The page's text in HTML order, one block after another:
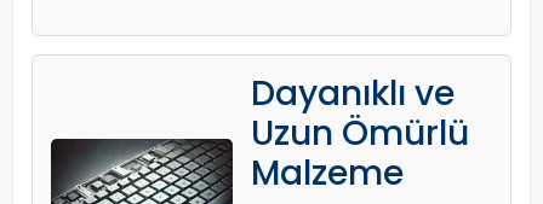
Dayanıklı ve
Uzun Ömürlü
Malzeme